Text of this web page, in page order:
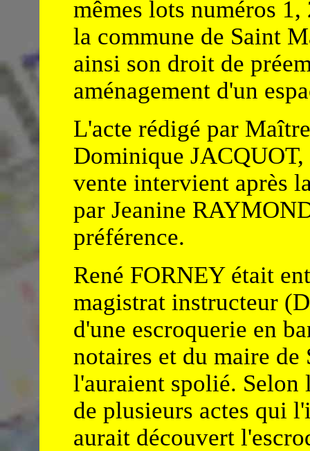
mêmes lots numéros
la commune de Saint
ainsi son droit de
aménagement d'un
L'acte rédigé par
Dominique
vente intervient après
par Jeanine
préférence.
René FORNEY était
magistrat instructeur
d'une escroquerie en
notaires et du maire
l'auraient spolié.
de plusieurs actes qui
aurait découvert